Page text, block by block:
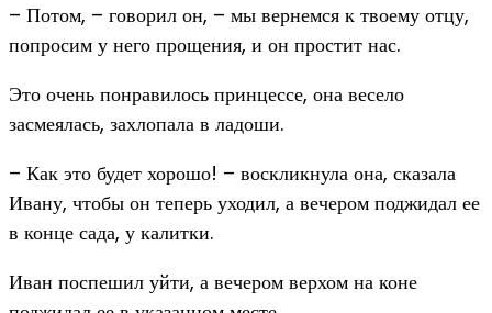
– Потом, – говорил он, – мы вернемся к твоему отцу,
попросим у него прощения, и он простит нас.
Это очень понравилось принцессе, она весело
засмеялась, захлопала в ладоши.
– Как это будет хорошо! – воскликнула она, сказала
Ивану, чтобы он теперь уходил, а вечером поджидал ее
в конце сада, у калитки.
Иван поспешил уйти, а вечером верхом на коне